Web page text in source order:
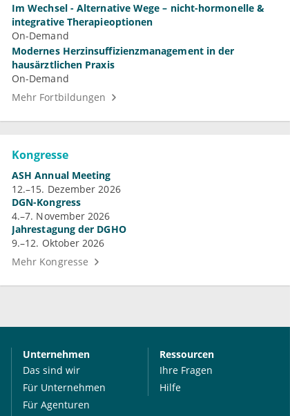
Im Wechsel - Alternative Wege – nicht-hormonelle &
integrative Therapieoptionen
On-Demand
Modernes Herzinsuffizienzmanagement in der
hausärztlichen Praxis
On-Demand
Mehr Fortbildungen
Kongresse
ASH Annual Meeting
12.–15. Dezember 2026
DGN-Kongress
4.–7. November 2026
Jahrestagung der DGHO
9.–12. Oktober 2026
Mehr Kongresse
Unternehmen
Das sind wir
Für Unternehmen
Für Agenturen
Ressourcen
Ihre Fragen
Hilfe